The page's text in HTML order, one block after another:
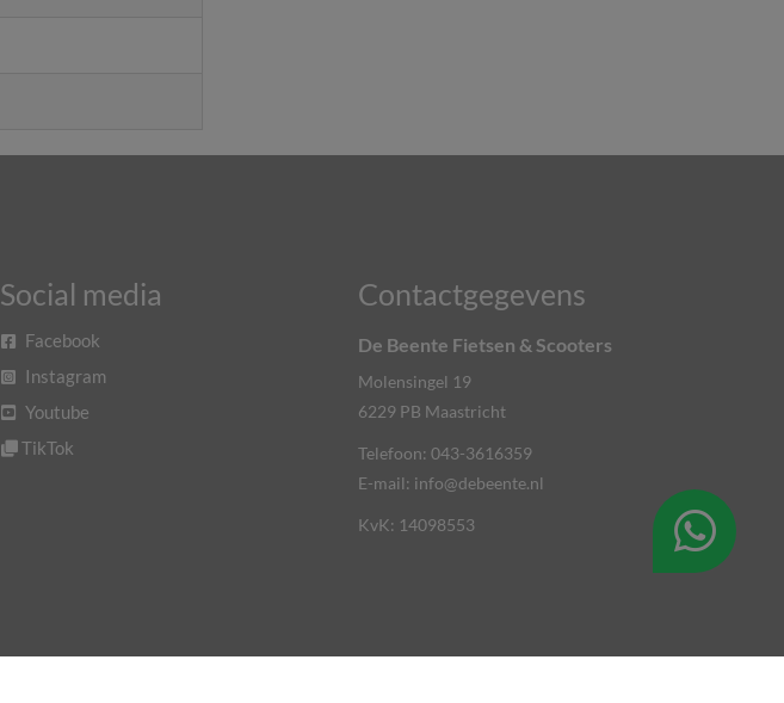
Social media
Facebook
Instagram
Youtube
TikTok
Contactgegevens
De Beente Fietsen & Scooters
Molensingel 19
6229 PB Maastricht
Telefoon: 043-3616359
E-mail: info@debeente.nl
KvK: 14098553